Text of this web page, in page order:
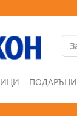
ПОДАРЪЦИ